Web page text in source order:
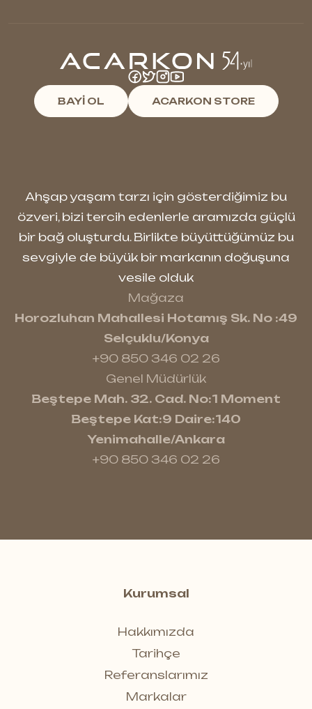
BAYİ OL ACARKON STORE
Ahşap yaşam tarzı için gösterdiğimiz bu
özveri, bizi tercih edenlerle aramızda güçlü
bir bağ oluşturdu. Birlikte büyüttüğümüz bu
sevgiyle de büyük bir markanın doğuşuna
vesile olduk
Mağaza
Horozluhan Mahallesi Hotamış Sk. No :49
Selçuklu/Konya
+90 850 346 02 26
Genel Müdürlük
Beştepe Mah. 32. Cad. No:1 Moment
Beştepe Kat:9 Daire:140
Yenimahalle/Ankara
+90 850 346 02 26
Kurumsal
Hakkımızda
Tarihçe
Referanslarımız
Markalar